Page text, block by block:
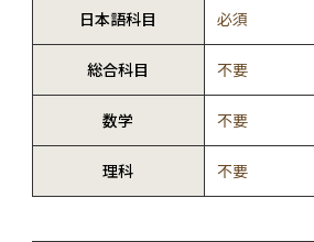
日本語科目 必須
総合科目 不要
数学 不要
理科 不要